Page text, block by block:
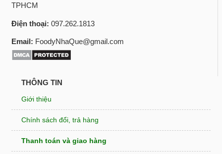
TPHCM
Điện thoại: 097.262.1813
Email: FoodyNhaQue@gmail.com
THÔNG TIN
Giới thiệu
Chính sách đổi, trả hàng
Thanh toán và giao hàng